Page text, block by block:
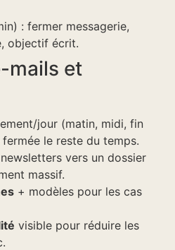
: fermer messagerie,
objectif écrit.
mails et
jour (matin, midi, fin
le reste du temps.
vers un dossier
massif.
+ modèles pour les cas
visible pour réduire les